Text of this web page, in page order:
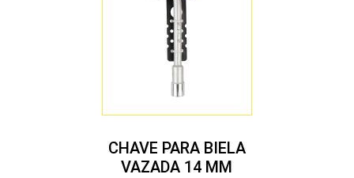
CHAVE PARA BIELA
VAZADA 14 MM